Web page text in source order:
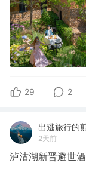
29 2
出逃旅行的
2天前
泸沽湖新晋避世